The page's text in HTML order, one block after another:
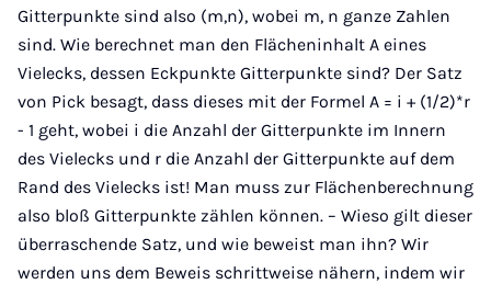
Gitterpunkte sind also (m,n), wobei m, n ganze Zahlen
sind. Wie berechnet man den Flächeninhalt A eines
Vielecks, dessen Eckpunkte Gitterpunkte sind? Der Satz
von Pick besagt, dass dieses mit der Formel A = i + (1/2)*r
- 1 geht, wobei i die Anzahl der Gitterpunkte im Innern
des Vielecks und r die Anzahl der Gitterpunkte auf dem
Rand des Vielecks ist! Man muss zur Flächenberechnung
also bloß Gitterpunkte zählen können. – Wieso gilt dieser
überraschende Satz, und wie beweist man ihn? Wir
werden uns dem Beweis schrittweise nähern, indem wir